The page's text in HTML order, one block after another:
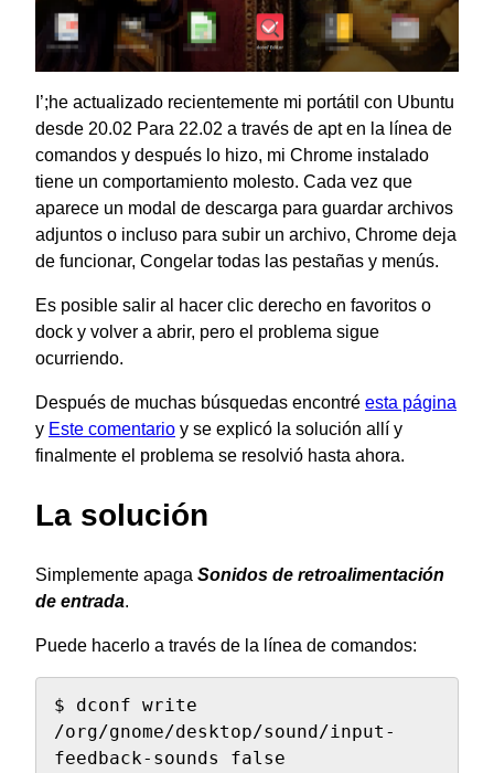
I’;he actualizado recientemente mi portátil con Ubuntu
desde 20.02 Para 22.02 a través de apt en la línea de
comandos y después lo hizo, mi Chrome instalado
tiene un comportamiento molesto. Cada vez que
aparece un modal de descarga para guardar archivos
adjuntos o incluso para subir un archivo, Chrome deja
de funcionar, Congelar todas las pestañas y menús.
Es posible salir al hacer clic derecho en favoritos o
dock y volver a abrir, pero el problema sigue
ocurriendo.
Después de muchas búsquedas encontré esta página
y Este comentario y se explicó la solución allí y
finalmente el problema se resolvió hasta ahora.
La solución
Simplemente apaga Sonidos de retroalimentación
de entrada.
Puede hacerlo a través de la línea de comandos:
$ dconf write
/org/gnome/desktop/sound/input-
feedback-sounds false